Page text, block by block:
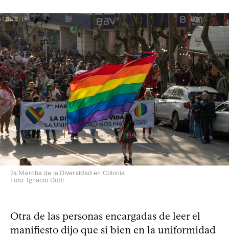
7a Marcha de la Diversidad en Colonia
Foto: Ignacio Dotti
Otra de las personas encargadas de leer el
manifiesto dijo que si bien en la uniformidad